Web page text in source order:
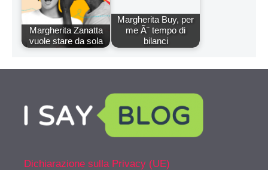
Margherita Zanatta
vuole stare da sola
Margherita Buy, per
me Ã¨ tempo di
bilanci
Dichiarazione sulla Privacy (UE)